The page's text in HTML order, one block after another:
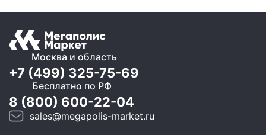
Москва и область
+7 (499) 325-75-69
Бесплатно по РФ
8 (800) 600-22-04
sales@megapolis-market.ru